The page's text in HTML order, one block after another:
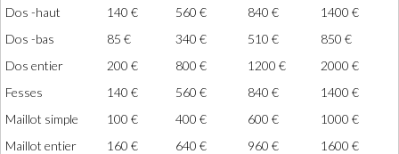
Dos -haut
140 € 560 € 840 €
1400 €
Dos -bas
85 € 340 € 510 €
850 €
Dos entier
200 € 800 € 1200 €
2000 €
Fesses
140 € 560 € 840 €
1400 €
Maillot simple
100 € 400 € 600 €
1000 €
Maillot entier
160 € 640 € 960 €
1600 €